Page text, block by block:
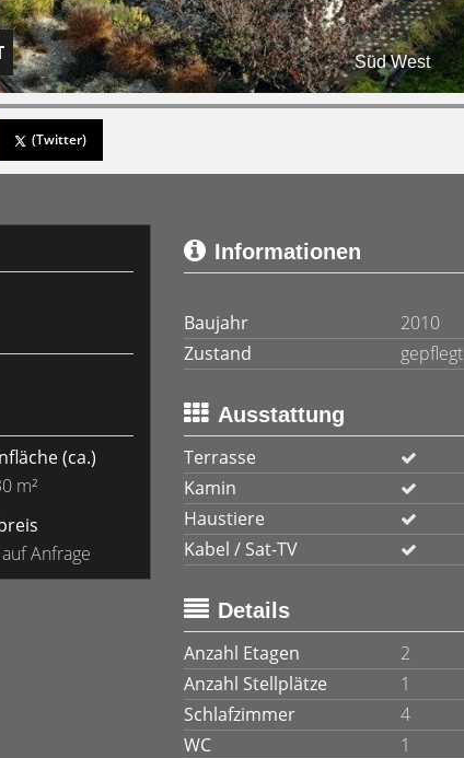
Süd West
(Twitter)
(ca.)
m²
Anfrage
Informationen
Baujahr 2010
Zustand
gepflegt
Ausstattung
Terrasse
Kamin
Haustiere
Kabel / Sat-TV
Details
Anzahl Etagen
2
Anzahl Stellplätze
1
Schlafzimmer
4
WC
1